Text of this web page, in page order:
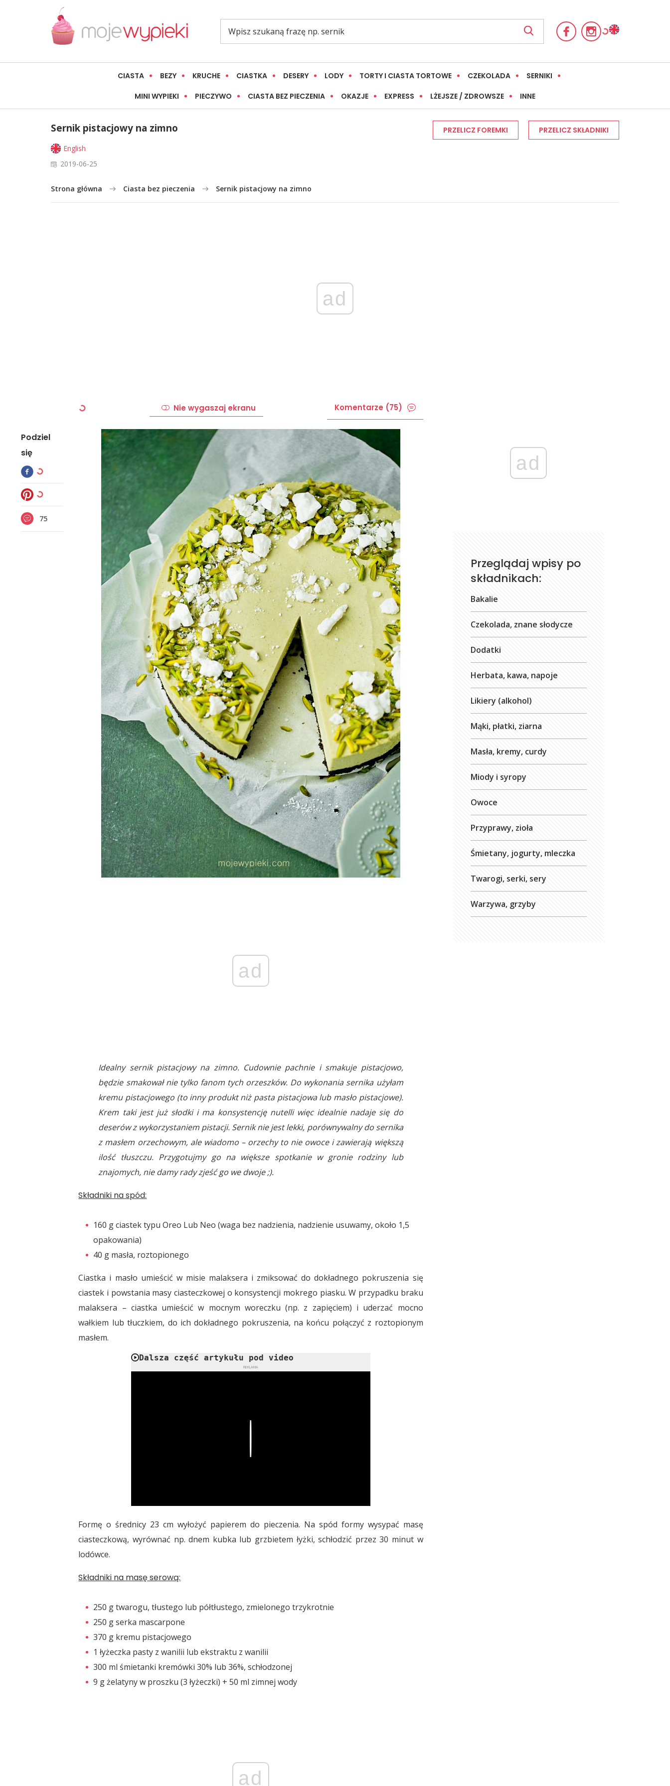
CIASTA BEZY KRUCHE CIASTKA DESERY LODY TORTY I CIASTA TORTOWE CZEKOLADA SERNIKI
MINI WYPIEKI PIECZYWO CIASTA BEZ PIECZENIA OKAZJE EXPRESS LŻEJSZE / ZDROWSZE INNE
Sernik pistacjowy na zimno
English
2019-06-25
PRZELICZ FOREMKI PRZELICZ SKŁADNIKI
Strona główna Ciasta bez pieczenia Sernik pistacjowy na zimno
ad
Podziel
się
75
Nie wygaszaj ekranu Komentarze (75)
ad
Idealny sernik pistacjowy na zimno. Cudownie pachnie i smakuje pistacjowo,
będzie smakował nie tylko fanom tych orzeszków. Do wykonania sernika użyłam
kremu pistacjowego (to inny produkt niż pasta pistacjowa lub masło pistacjowe).
Krem taki jest już słodki i ma konsystencję nutelli więc idealnie nadaje się do
deserów z wykorzystaniem pistacji. Sernik nie jest lekki, porównywalny do sernika
z masłem orzechowym, ale wiadomo – orzechy to nie owoce i zawierają większą
ilość tłuszczu. Przygotujmy go na większe spotkanie w gronie rodziny lub
znajomych, nie damy rady zjeść go we dwoje ;).
Składniki na spód:
160 g ciastek typu Oreo Lub Neo (waga bez nadzienia, nadzienie usuwamy, około 1,5
opakowania)
40 g masła, roztopionego
Ciastka i masło umieścić w misie malaksera i zmiksować do dokładnego pokruszenia się
ciastek i powstania masy ciasteczkowej o konsystencji mokrego piasku. W przypadku braku
malaksera – ciastka umieścić w mocnym woreczku (np. z zapięciem) i uderzać mocno
wałkiem lub tłuczkiem, do ich dokładnego pokruszenia, na końcu połączyć z roztopionym
masłem.
Dalsza część artykułu pod video
REKLAMA
Formę o średnicy 23 cm wyłożyć papierem do pieczenia. Na spód formy wysypać masę
ciasteczkową, wyrównać np. dnem kubka lub grzbietem łyżki, schłodzić przez 30 minut w
lodówce.
Składniki na masę serową:
250 g twarogu, tłustego lub półtłustego, zmielonego trzykrotnie
250 g serka mascarpone
370 g kremu pistacjowego
1 łyżeczka pasty z wanilii lub ekstraktu z wanilii
300 ml śmietanki kremówki 30% lub 36%, schłodzonej
9 g żelatyny w proszku (3 łyżeczki) + 50 ml zimnej wody
ad
ad
Przeglądaj wpisy po
składnikach:
Bakalie
Czekolada, znane słodycze
Dodatki
Herbata, kawa, napoje
Likiery (alkohol)
Mąki, płatki, ziarna
Masła, kremy, curdy
Miody i syropy
Owoce
Przyprawy, zioła
Śmietany, jogurty, mleczka
Twarogi, serki, sery
Warzywa, grzyby